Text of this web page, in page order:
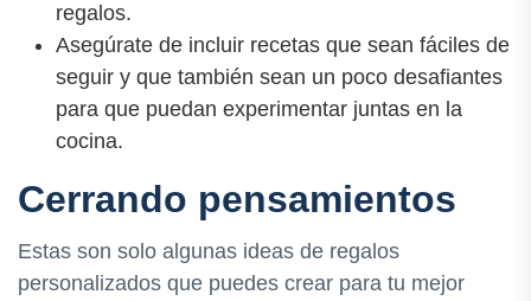
regalos.
Asegúrate de incluir recetas que sean fáciles de
seguir y que también sean un poco desafiantes
para que puedan experimentar juntas en la
cocina.
Cerrando pensamientos
Estas son solo algunas ideas de regalos
personalizados que puedes crear para tu mejor